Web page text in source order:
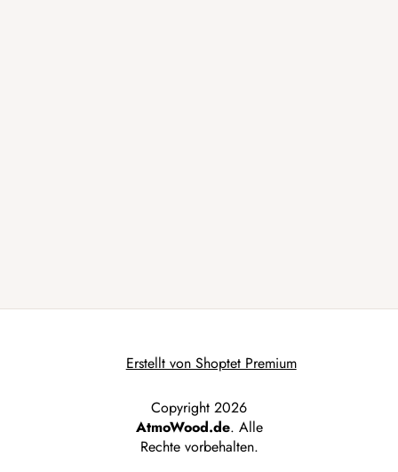
Erstellt von Shoptet Premium
Copyright 2026
AtmoWood.de. Alle
Rechte vorbehalten.